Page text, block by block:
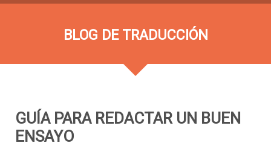
BLOG DE TRADUCCIÓN
GUÍA PARA REDACTAR UN BUEN
ENSAYO